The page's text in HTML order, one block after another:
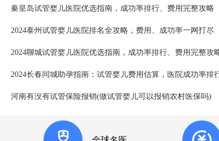
秦皇岛试管婴儿医院优选指南，成功率排行、费用完整攻略
​2024泰州试管婴儿医院排名全攻略，费用、成功率一网打尽
2024聊城试管婴儿医院优选指南，成功率排行、费用完整攻
2024长春同城助孕指南：试管婴儿费用估算，医院成功率排
河南有没有试管保险报销(做试管婴儿可以报销农村医保吗)